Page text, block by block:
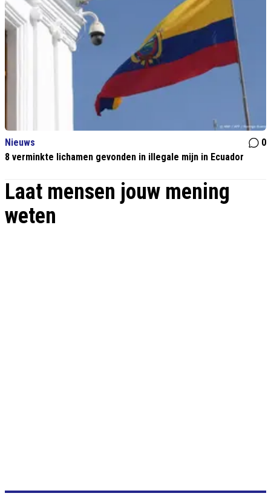
Nieuws
0
8 verminkte lichamen gevonden in illegale mijn in Ecuador
Laat mensen jouw mening
weten